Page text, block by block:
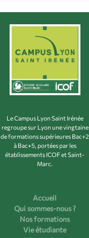
Le Campus Lyon Saint Irénée
regroupe sur Lyon une vingtaine
de formations supérieures Bac+2
à Bac+5, portées par les
établissements ICOF et Saint-
Marc.
Accueil
Qui sommes-nous ?
Nos formations
Vie étudiante